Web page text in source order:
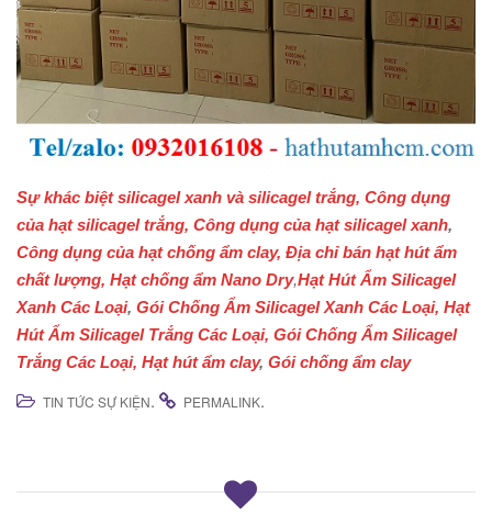
Sự khác biệt silicagel xanh và silicagel trắng, Công dụng
của hạt silicagel trắng, Công dụng của hạt silicagel xanh,
Công dụng của hạt chống ẩm clay, Địa chỉ bán hạt hút ẩm
chất lượng, Hạt chống ẩm Nano Dry,Hạt Hút Ẩm Silicagel
Xanh Các Loại, Gói Chống Ẩm Silicagel Xanh Các Loại, Hạt
Hút Ẩm Silicagel Trắng Các Loại, Gói Chống Ẩm Silicagel
Trắng Các Loại, Hạt hút ẩm clay, Gói chống ẩm clay
TIN TỨC SỰ KIỆN. PERMALINK.